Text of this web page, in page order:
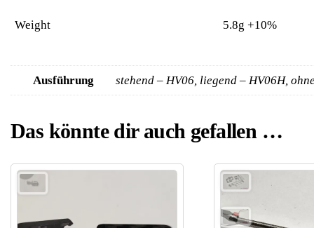
Weight 5.8g +10%
Ausführung stehend – HV06, liegend – HV06H,
Das könnte dir auch gefallen …